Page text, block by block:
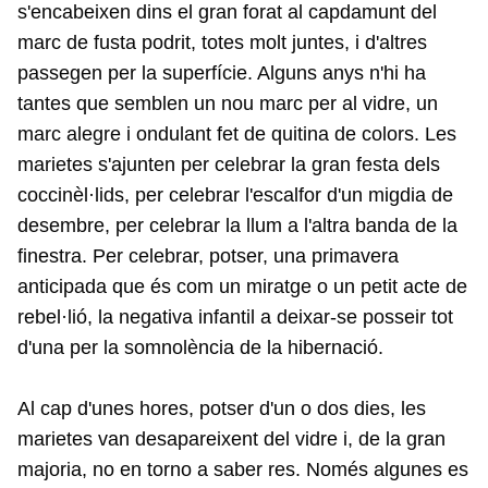
s'encabeixen dins el gran forat al capdamunt del
marc de fusta podrit, totes molt juntes, i d'altres
passegen per la superfície. Alguns anys n'hi ha
tantes que semblen un nou marc per al vidre, un
marc alegre i ondulant fet de quitina de colors. Les
marietes s'ajunten per celebrar la gran festa dels
coccinèl·lids, per celebrar l'escalfor d'un migdia de
desembre, per celebrar la llum a l'altra banda de la
finestra. Per celebrar, potser, una primavera
anticipada que és com un miratge o un petit acte de
rebel·lió, la negativa infantil a deixar-se posseir tot
d'una per la somnolència de la hibernació.
Al cap d'unes hores, potser d'un o dos dies, les
marietes van desapareixent del vidre i, de la gran
majoria, no en torno a saber res. Només algunes es